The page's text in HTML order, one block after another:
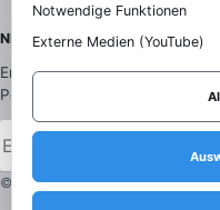
NEWSLETTER
Erhalte die wichtigsten News
Postfach.
© 2026 Daily Media. Alle Rechte
Notwendige Funktionen
Externe Medien (YouTube)